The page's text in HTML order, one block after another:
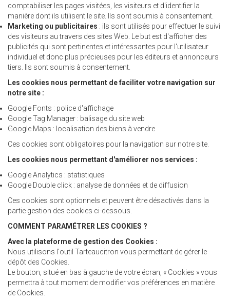
comptabiliser les pages visitées, les visiteurs et d'identifier la
manière dont ils utilisent le site. Ils sont soumis à consentement.
Marketing ou publicitaires : ils sont utilisés pour effectuer le suivi
des visiteurs au travers des sites Web. Le but est d'afficher des
publicités qui sont pertinentes et intéressantes pour l'utilisateur
individuel et donc plus précieuses pour les éditeurs et annonceurs
tiers. Ils sont soumis à consentement.
Les cookies nous permettant de faciliter votre navigation sur
notre site :
Google Fonts : police d'affichage
Google Tag Manager : balisage du site web
Google Maps : localisation des biens à vendre
Ces cookies sont obligatoires pour la navigation sur notre site.
Les cookies nous permettant d'améliorer nos services :
Google Analytics : statistiques
Google Double click : analyse de données et de diffusion
Ces cookies sont optionnels et peuvent être désactivés dans la
partie gestion des cookies ci-dessous.
COMMENT PARAMÉTRER LES COOKIES ?
Avec la plateforme de gestion des Cookies :
Nous utilisons l'outil Tarteaucitron vous permettant de gérer le
dépôt des Cookies.
Le bouton, situé en bas à gauche de votre écran, « Cookies » vous
permettra à tout moment de modifier vos préférences en matière
de Cookies.